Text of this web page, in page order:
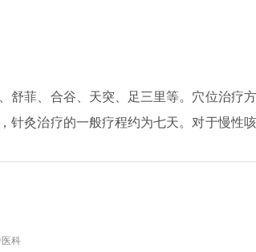
舒菲、合谷、天突、足三里等。穴位治疗
针灸治疗的一般疗程约为七天。对于慢性
科